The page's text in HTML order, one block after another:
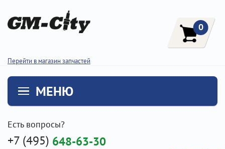
Перейти в магазин запчастей
0
МЕНЮ
Есть вопросы?
+7 (495) 648-63-30